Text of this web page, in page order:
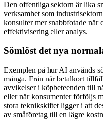
Den offentliga sektorn är lika
verksamhet som
konsulter mer snabbfotade när
effektivisering eller analys.
Sömlöst det nya
Exemplen på hur AI används
många. Från när betalkort
avvikelser i köpbeteenden till
eller när konsumenter förföljs
stora teknikskiftet ligger i att
av småföretag till en lägre